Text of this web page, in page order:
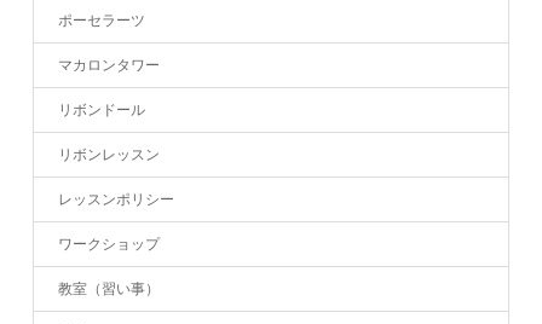
ポーセラーツ
マカロンタワー
リボンドール
リボンレッスン
レッスンポリシー
ワークショップ
教室（習い事）